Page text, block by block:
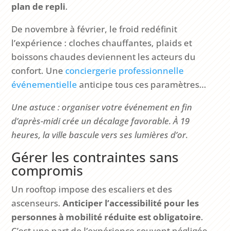
plan de repli.
De novembre à février, le froid redéfinit
l’expérience : cloches chauffantes, plaids et
boissons chaudes deviennent les acteurs du
confort. Une conciergerie professionnelle
événementielle anticipe tous ces paramètres…
Une astuce : organiser votre événement en fin
d’après-midi crée un décalage favorable. À 19
heures, la ville bascule vers ses lumières d’or.
Gérer les contraintes sans
compromis
Un rooftop impose des escaliers et des
ascenseurs.Anticiper l’accessibilité pour les
personnes à mobilité réduite est obligatoire.